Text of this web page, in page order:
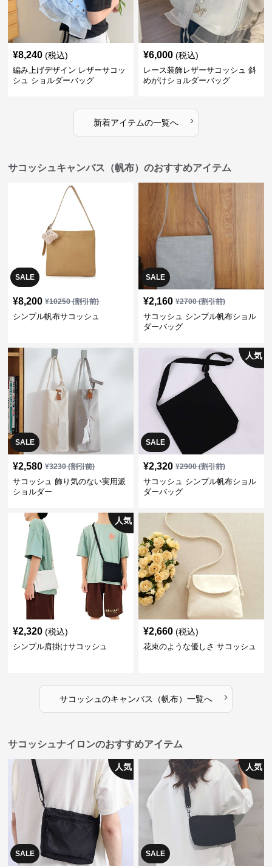
¥8,240 (税込)
編み上げデザイン レザーサコッ
シュ ショルダーバッグ
¥6,000 (税込)
レース装飾レザーサコッシュ 斜
めがけショルダーバッグ
新着アイテムの一覧へ ›
サコッシュキャンバス（帆布）のおすすめアイテム
SALE
¥8,200 ¥10250(割引前)
シンプル帆布サコッシュ
SALE
¥2,160 ¥2700(割引前)
サコッシュ シンプル帆布ショル
ダーバッグ
SALE
¥2,580 ¥3230(割引前)
サコッシュ 飾り気のない実用派
ショルダー
SALE
人気
¥2,320 ¥2900(割引前)
サコッシュ シンプル帆布ショル
ダーバッグ
人気
¥2,320 (税込)
シンプル肩掛けサコッシュ
¥2,660 (税込)
花束のような優しさ サコッシュ
サコッシュ のキャンバス（帆布） 一覧へ ›
サコッシュナイロンのおすすめアイテム
SALE
人気
SALE
人気